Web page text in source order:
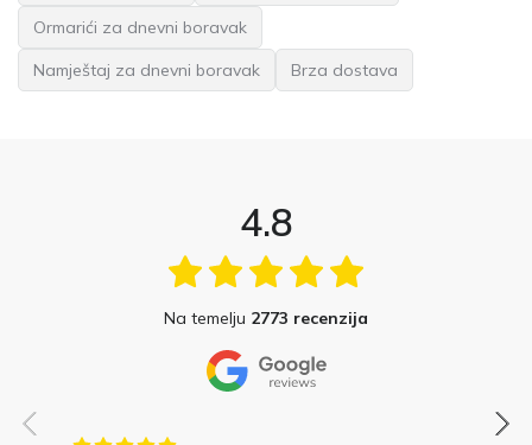
Ormarići za dnevni boravak
Namještaj za dnevni boravak
Brza dostava
4.8
Na temelju 2773 recenzija